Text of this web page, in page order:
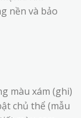
nền và bảo
màu xám (ghi)
chủ thể (mẫu